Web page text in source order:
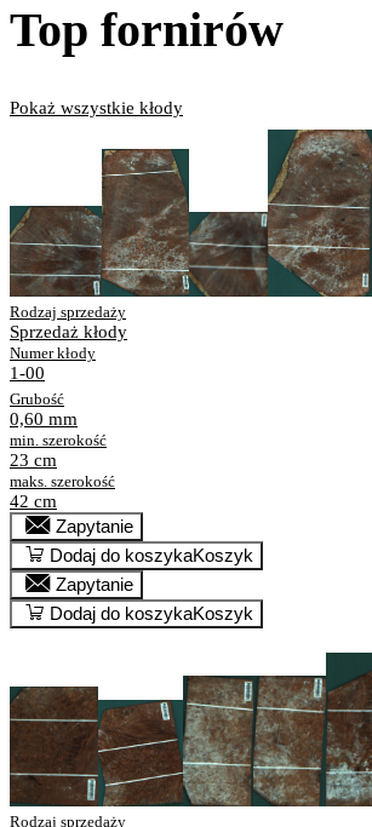
Top fornirów
Pokaż wszystkie kłody
Rodzaj sprzedaży
Sprzedaż kłody
Numer kłody
1-00
Grubość
0,60 mm
min. szerokość
23 cm
maks. szerokość
42 cm
Zapytanie
Dodaj do koszykaKoszyk
Zapytanie
Dodaj do koszykaKoszyk
Rodzaj sprzedaży